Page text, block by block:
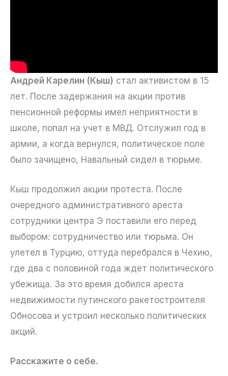
Андрей Карелин (Кыш) стал активистом в 15
лет. После задержания на акции против
пенсионной реформы имел неприятности в
школе, попал на учет в МВД. Отслужил год в
армии, а когда вернулся, политическое поле
было зачищено, Навальный сидел в тюрьме.
Кыш продолжил акции протеста. После
очередного административного ареста
сотрудники центра Э поставили его перед
выбором: сотрудничество или тюрьма. Он
улетел в Турцию, оттуда перебрался в Чехию,
где два с половиной года ждет политического
убежища. За это время добился ареста
недвижимости путинского ракетостроителя
Обносова и устроил несколько политических
акций.
Расскажите о себе.